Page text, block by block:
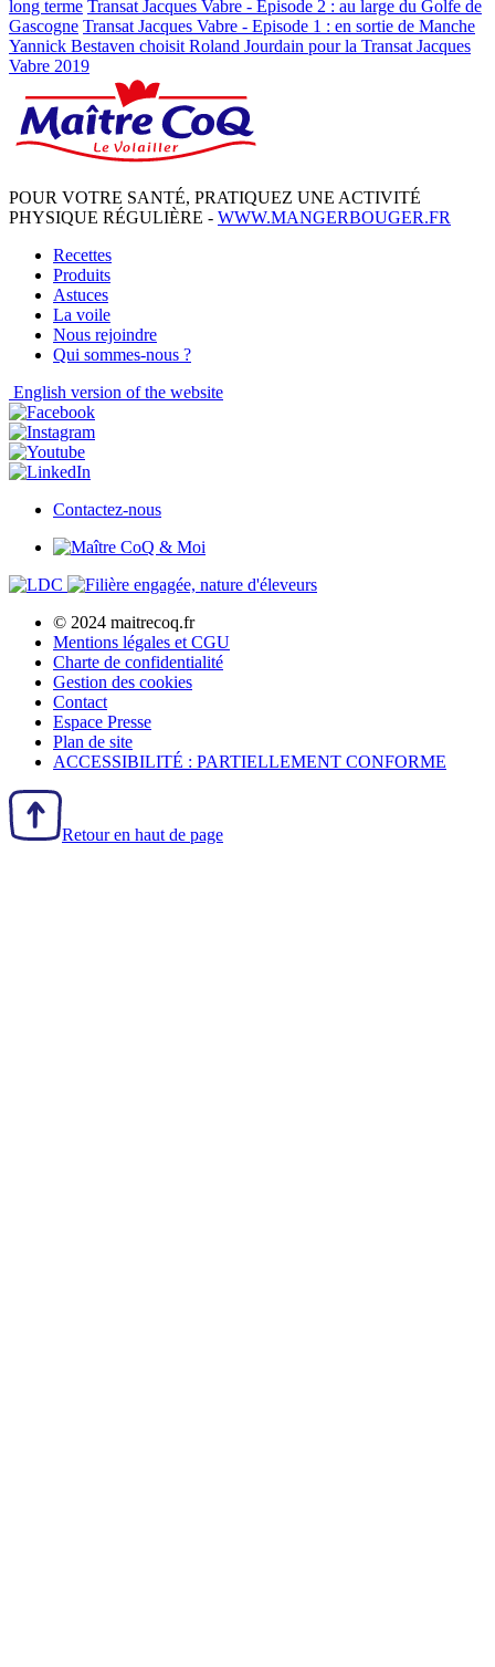
long terme Transat Jacques Vabre - Episode 2 : au large du Golfe de
Gascogne Transat Jacques Vabre - Episode 1 : en sortie de Manche
Yannick Bestaven choisit Roland Jourdain pour la Transat Jacques
Vabre 2019
POUR VOTRE SANTÉ, PRATIQUEZ UNE ACTIVITÉ
PHYSIQUE RÉGULIÈRE - WWW.MANGERBOUGER.FR
Recettes
Produits
Astuces
La voile
Nous rejoindre
Qui sommes-nous ?
English version of the website
Contactez-nous
© 2024 maitrecoq.fr
Mentions légales et CGU
Charte de confidentialité
Gestion des cookies
Contact
Espace Presse
Plan de site
ACCESSIBILITÉ : PARTIELLEMENT CONFORME
Retour en haut de page